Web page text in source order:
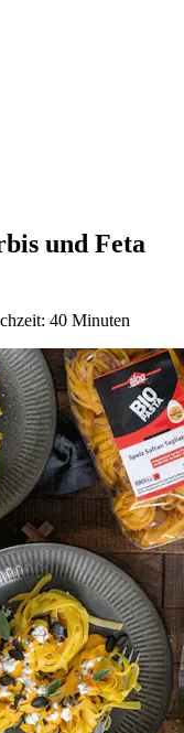
und Feta
40 Minuten